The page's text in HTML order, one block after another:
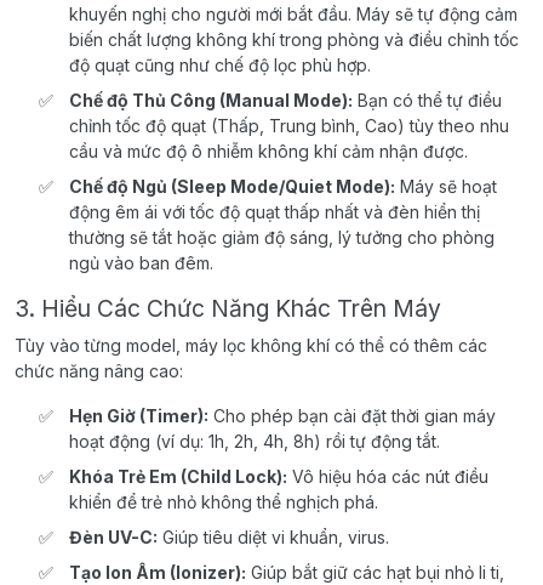
khuyến nghị cho người mới bắt đầu. Máy sẽ tự động cảm
biến chất lượng không khí trong phòng và điều chỉnh tốc
độ quạt cũng như chế độ lọc phù hợp.
Chế độ Thủ Công (Manual Mode): Bạn có thể tự điều
chỉnh tốc độ quạt (Thấp, Trung bình, Cao) tùy theo nhu
cầu và mức độ ô nhiễm không khí cảm nhận được.
Chế độ Ngủ (Sleep Mode/Quiet Mode): Máy sẽ hoạt
động êm ái với tốc độ quạt thấp nhất và đèn hiển thị
thường sẽ tắt hoặc giảm độ sáng, lý tưởng cho phòng
ngủ vào ban đêm.
3. Hiểu Các Chức Năng Khác Trên Máy
Tùy vào từng model, máy lọc không khí có thể có thêm các
chức năng nâng cao:
Hẹn Giờ (Timer): Cho phép bạn cài đặt thời gian máy
hoạt động (ví dụ: 1h, 2h, 4h, 8h) rồi tự động tắt.
Khóa Trẻ Em (Child Lock): Vô hiệu hóa các nút điều
khiển để trẻ nhỏ không thể nghịch phá.
Đèn UV-C: Giúp tiêu diệt vi khuẩn, virus.
Tạo Ion Âm (Ionizer): Giúp bắt giữ các hạt bụi nhỏ li ti,